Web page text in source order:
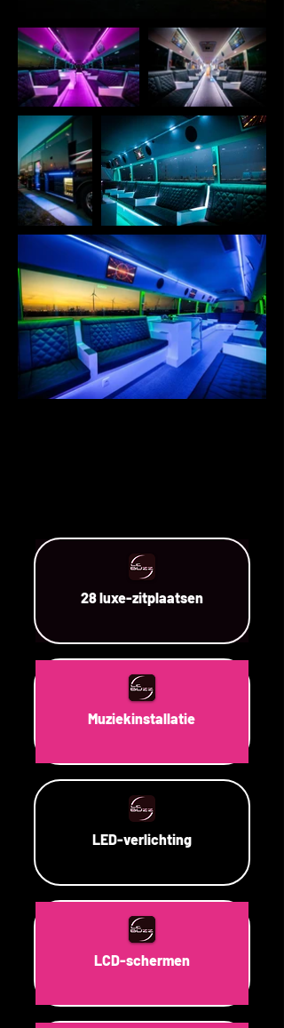
28 luxe-zitplaatsen
Muziekinstallatie
LED-verlichting
LCD-schermen